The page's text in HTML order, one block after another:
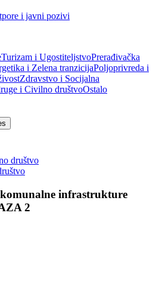
i javni pozivi
Turizam i UgostiteljstvoPrerađivačka
i Zelena tranzicijaPoljoprivreda i
Zdravstvo i Socijalna
i Civilno društvoOstalo
društvo
infrastrukture
2